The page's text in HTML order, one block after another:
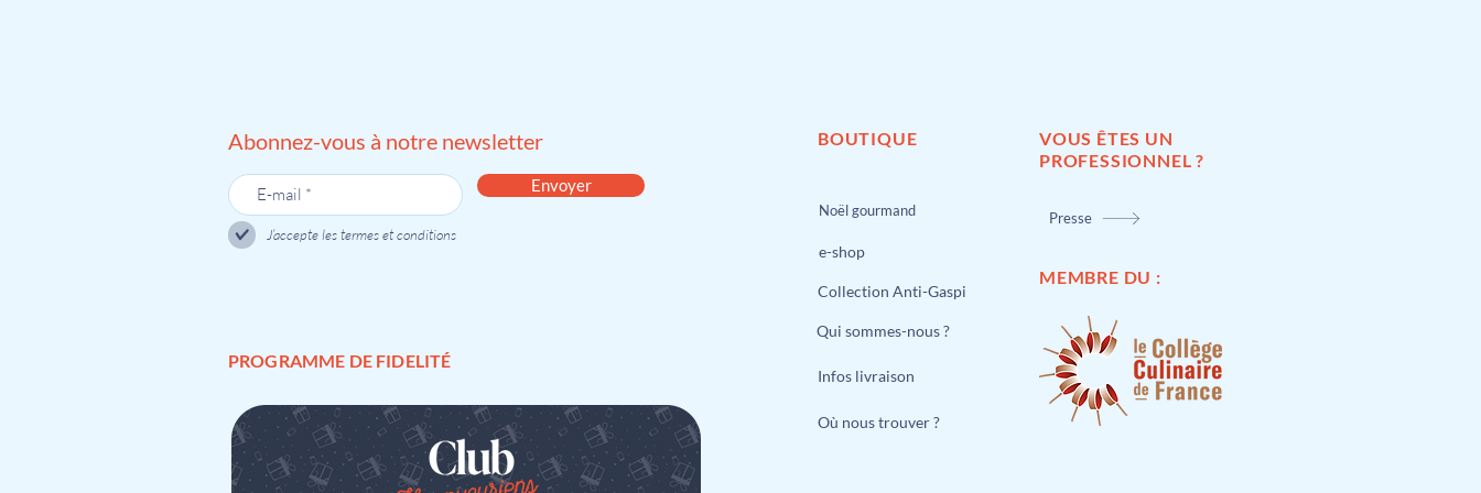
Abonnez-vous à notre newsletter
Envoyer
J’accepte les termes et conditions
PROGRAMME DE FIDELITÉ
BOUTIQUE
Noël gourmand
e-shop
Qui sommes-nous ?
Où nous trouver ?
Infos livraison
VOUS ÊTES UN
PROFESSIONNEL ?
Presse
MEMBRE DU :
Collection Anti-Gaspi